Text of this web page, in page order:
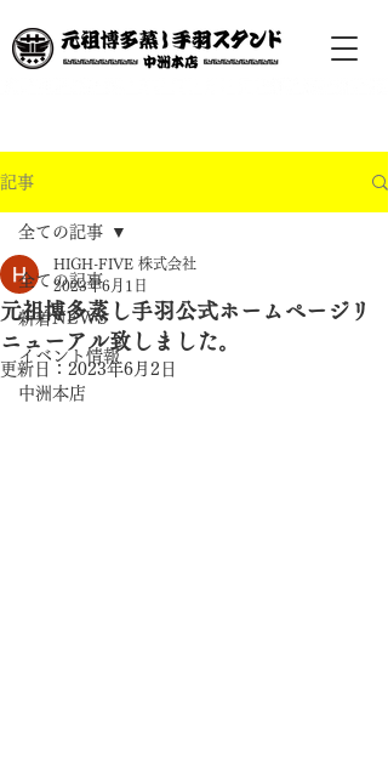
記事
全ての記事
新着NEWS
イベント情報
中洲本店
全ての記事
元祖博多蒸し手羽公式ホームページリ
ニューアル致しました。
HIGH-FIVE 株式会社
2023年6月1日
更新日： 2023年6月2日